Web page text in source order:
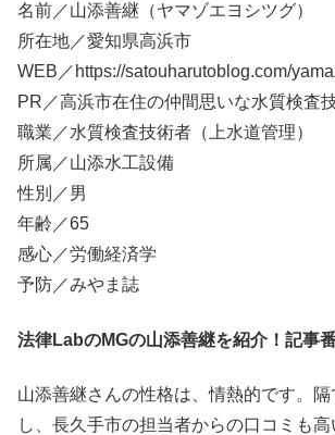
名前／山添善継（ヤマゾエヨシツグ）
所在地／愛知県高浜市
WEB／https://satouharutoblog.com/
PR／高浜市在住の仲間思いな水質検査
職業／水質検査技術者（上水道管理）
所属／山添水工設備
性別／男
年齢／65
感心／労働経済学
予防／みやま誌
法律LabのMGの山添善継を紹介！記事
山添善継さんの性格は、情熱的です。
し、長久手市の担当者からの口コミも